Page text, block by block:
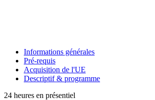
Informations générales
Pré-requis
Acquisition de l'UE
Descriptif & programme
24 heures en présentiel